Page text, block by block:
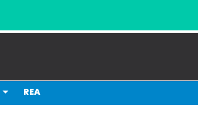
REA